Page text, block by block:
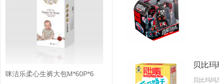
贝比
贝比玛玛
咪洁乐柔心生裤大包M*60P*6